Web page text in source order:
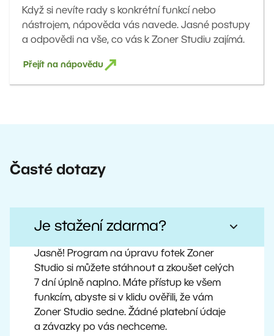
Když si nevíte rady s konkrétní funkcí nebo
nástrojem, nápověda vás navede. Jasné postupy
a odpovědi na vše, co vás k Zoner Studiu zajímá.
Přejít na nápovědu
Časté dotazy
Je stažení zdarma?
Jasně! Program na úpravu fotek Zoner
Studio si můžete stáhnout a zkoušet celých
7 dní úplně naplno. Máte přístup ke všem
funkcím, abyste si v klidu ověřili, že vám
Zoner Studio sedne. Žádné platební údaje
a závazky po vás nechceme.